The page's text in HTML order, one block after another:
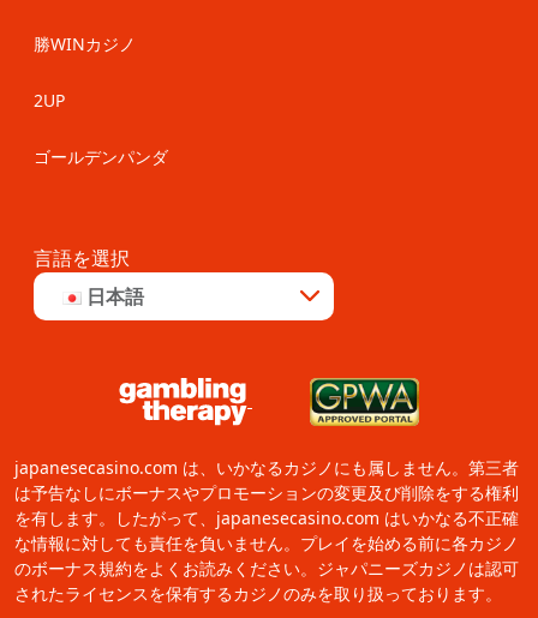
勝WINカジノ
2UP
ゴールデンパンダ
言語を選択
日本語
japanesecasino.com は、いかなるカジノにも属しません。第三者
は予告なしにボーナスやプロモーションの変更及び削除をする権利
を有します。したがって、japanesecasino.com はいかなる不正確
な情報に対しても責任を負いません。プレイを始める前に各カジノ
のボーナス規約をよくお読みください。ジャパニーズカジノは認可
されたライセンスを保有するカジノのみを取り扱っております。